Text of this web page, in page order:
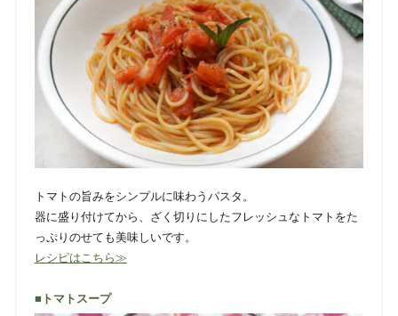
トマトの旨みをシンプルに味わうパスタ。
器に盛り付けてから、ざく切りにしたフレッシュなトマトをた
っぷりのせても美味しいです。
レシピはこちら≫
■トマトスープ